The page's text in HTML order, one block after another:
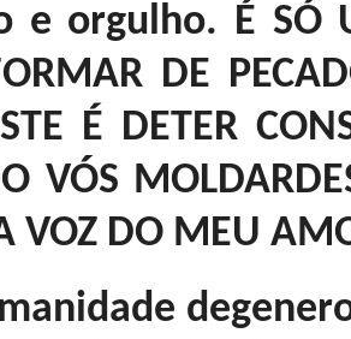
e orgulho. É SÓ
DE
É DETER
VÓS
VOZ DO MEU